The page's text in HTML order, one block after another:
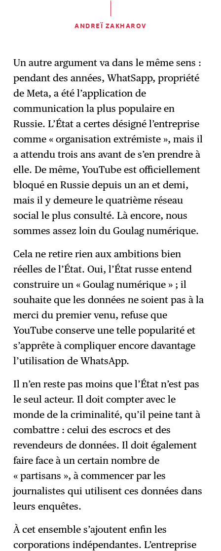
ANDREÏ ZAKHAROV
Un autre argument va dans le même sens :
pendant des années, WhatSapp, propriété
de Meta, a été l’application de
communication la plus populaire en
Russie. L’État a certes désigné l’entreprise
comme « organisation extrémiste », mais il
a attendu trois ans avant de s’en prendre à
elle. De même, YouTube est officiellement
bloqué en Russie depuis un an et demi,
mais il y demeure le quatrième réseau
social le plus consulté. Là encore, nous
sommes assez loin du Goulag numérique.
Cela ne retire rien aux ambitions bien
réelles de l’État. Oui, l’État russe entend
construire un « Goulag numérique » ; il
souhaite que les données ne soient pas à la
merci du premier venu, refuse que
YouTube conserve une telle popularité et
s’apprête à compliquer encore davantage
l’utilisation de WhatsApp.
Il n’en reste pas moins que l’État n’est pas
le seul acteur. Il doit compter avec le
monde de la criminalité, qu’il peine tant à
combattre : celui des escrocs et des
revendeurs de données. Il doit également
faire face à un certain nombre de
« partisans », à commencer par les
journalistes qui utilisent ces données dans
leurs enquêtes.
À cet ensemble s’ajoutent enfin les
corporations indépendantes. L’entreprise